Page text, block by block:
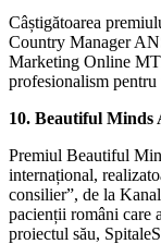
Câștigătoarea
Country Manager
Marketing Online
profesionalism
10. Beautiful Minds
Premiul Beautiful
internațional,
consilier”, de la
pacienții români care
proiectul său,